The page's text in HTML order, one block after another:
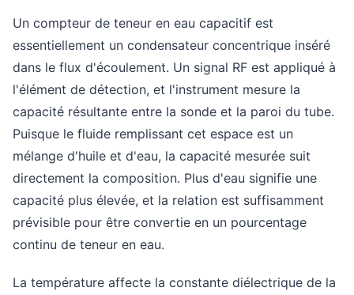
Un compteur de teneur en eau capacitif est
essentiellement un condensateur concentrique inséré
dans le flux d'écoulement. Un signal RF est appliqué à
l'élément de détection, et l'instrument mesure la
capacité résultante entre la sonde et la paroi du tube.
Puisque le fluide remplissant cet espace est un
mélange d'huile et d'eau, la capacité mesurée suit
directement la composition. Plus d'eau signifie une
capacité plus élevée, et la relation est suffisamment
prévisible pour être convertie en un pourcentage
continu de teneur en eau.
La température affecte la constante diélectrique de la